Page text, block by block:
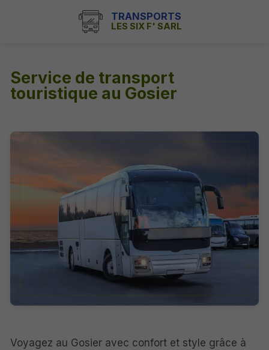
TRANSPORTS
LES SIX F' SARL
Service de transport
touristique au Gosier
Voyagez au Gosier avec confort et style grâce à